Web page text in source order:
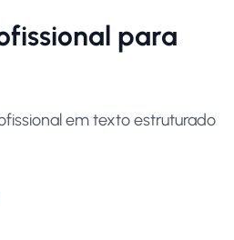
para
em texto estruturado